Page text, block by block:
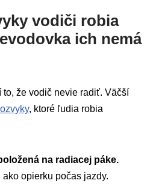
vodiči robia
ich nemá
to, že vodič nevie radiť. Väčší
, ktoré ľudia robia
na radiacej páke.
opierku počas jazdy.